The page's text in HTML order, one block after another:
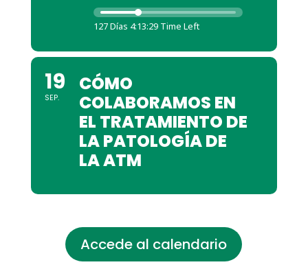
127 Días 4:13:28 Time Left
19
SEP.
CÓMO
COLABORAMOS EN
EL TRATAMIENTO DE
LA PATOLOGÍA DE
LA ATM
Accede al calendario